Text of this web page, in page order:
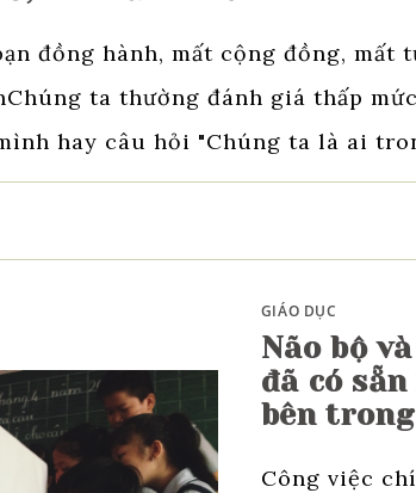
đồng hành, mất cộng đồng, mất
ta thường đánh giá thấp
hay câu hỏi "Chúng ta là ai
GIÁO DỤC
Não bộ
đã có
bên trong
Công việc